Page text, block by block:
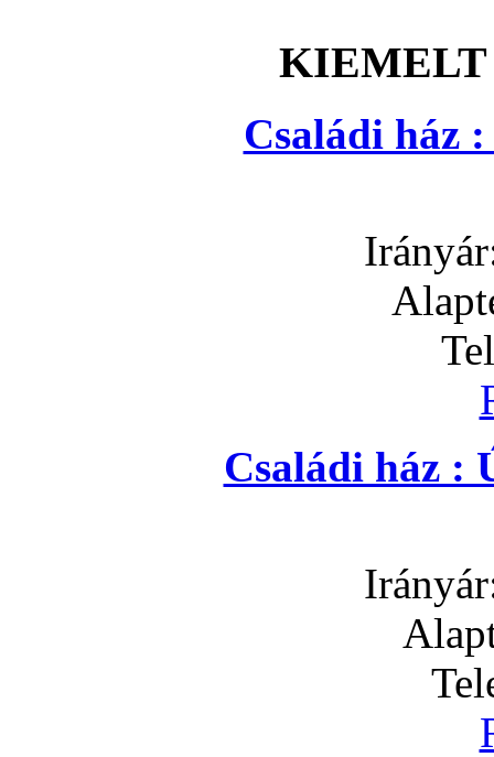
Családi ház
Családi ház :